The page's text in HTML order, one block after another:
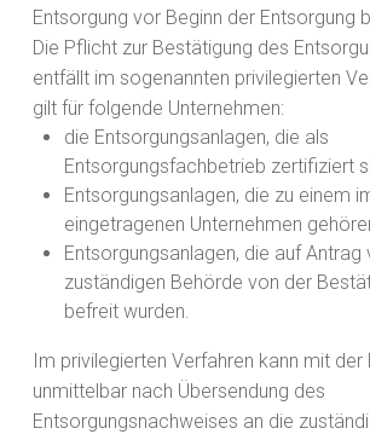
Entsorgung vor Beginn der Entsorgung
Die Pflicht zur Bestätigung des
entfällt im sogenannten privilegierten
gilt für folgende Unternehmen:
die Entsorgungsanlagen, die als
Entsorgungsfachbetrieb zertifiziert
Entsorgungsanlagen, die zu einem
eingetragenen Unternehmen
Entsorgungsanlagen, die auf Antrag
zuständigen Behörde von der
befreit wurden.
Im privilegierten Verfahren kann mit der
unmittelbar nach Übersendung des
Entsorgungsnachweises an die